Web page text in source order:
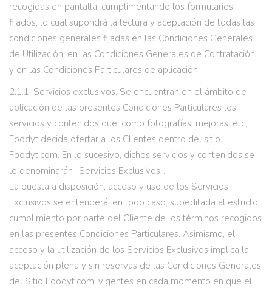
recogidas en pantalla, cumplimentando los formularios
fijados, lo cual supondrá la lectura y aceptación de todas las
condiciones generales fijadas en las Condiciones Generales
de Utilización, en las Condiciones Generales de Contratación,
y en las Condiciones Particulares de aplicación.
2.1.1. Servicios exclusivos. Se encuentran en el ámbito de
aplicación de las presentes Condiciones Particulares los
servicios y contenidos que, como fotografías, mejoras, etc,
Foodyt decida ofertar a los Clientes dentro del sitio
Foodyt.com. En lo sucesivo, dichos servicios y contenidos se
le denominarán “Servicios Exclusivos”.
La puesta a disposición, acceso y uso de los Servicios
Exclusivos se entenderá, en todo caso, supeditada al estricto
cumplimiento por parte del Cliente de los términos recogidos
en las presentes Condiciones Particulares. Asimismo, el
acceso y la utilización de los Servicios Exclusivos implica la
aceptación plena y sin reservas de las Condiciones Generales
del Sitio Foodyt.com, vigentes en cada momento en que el